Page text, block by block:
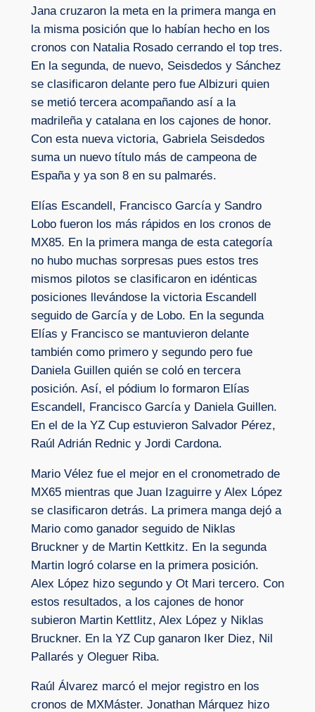
Jana cruzaron la meta en la primera manga en
la misma posición que lo habían hecho en los
cronos con Natalia Rosado cerrando el top tres.
En la segunda, de nuevo, Seisdedos y Sánchez
se clasificaron delante pero fue Albizuri quien
se metió tercera acompañando así a la
madrileña y catalana en los cajones de honor.
Con esta nueva victoria, Gabriela Seisdedos
suma un nuevo título más de campeona de
España y ya son 8 en su palmarés.
Elías Escandell, Francisco García y Sandro
Lobo fueron los más rápidos en los cronos de
MX85. En la primera manga de esta categoría
no hubo muchas sorpresas pues estos tres
mismos pilotos se clasificaron en idénticas
posiciones llevándose la victoria Escandell
seguido de García y de Lobo. En la segunda
Elías y Francisco se mantuvieron delante
también como primero y segundo pero fue
Daniela Guillen quién se coló en tercera
posición. Así, el pódium lo formaron Elías
Escandell, Francisco García y Daniela Guillen.
En el de la YZ Cup estuvieron Salvador Pérez,
Raúl Adrián Rednic y Jordi Cardona.
Mario Vélez fue el mejor en el cronometrado de
MX65 mientras que Juan Izaguirre y Alex López
se clasificaron detrás. La primera manga dejó a
Mario como ganador seguido de Niklas
Bruckner y de Martin Kettkitz. En la segunda
Martin logró colarse en la primera posición.
Alex López hizo segundo y Ot Mari tercero. Con
estos resultados, a los cajones de honor
subieron Martin Kettlitz, Alex López y Niklas
Bruckner. En la YZ Cup ganaron Iker Diez, Nil
Pallarés y Oleguer Riba.
Raúl Álvarez marcó el mejor registro en los
cronos de MXMáster. Jonathan Márquez hizo